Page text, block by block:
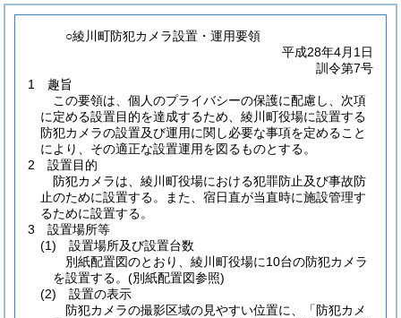
○綾川町防犯カメラ設置・運用要領
平成28年4月1日
訓令第7号
1 趣旨
この要領は、個人のプライバシーの保護に配慮し、次項
に定める設置目的を達成するため、綾川町役場に設置する
防犯カメラの設置及び運用に関し必要な事項を定めること
により、その適正な設置運用を図るものとする。
2 設置目的
防犯カメラは、綾川町役場における犯罪防止及び事故防
止のために設置する。また、宿日直が当直時に施設管理す
るために設置する。
3 設置場所等
(1) 設置場所及び設置台数
別紙配置図のとおり、綾川町役場に10台の防犯カメラ
を設置する。 (別紙配置図参照)
(2) 設置の表示
防犯カメラの撮影区域の見やすい位置に、「防犯カメ